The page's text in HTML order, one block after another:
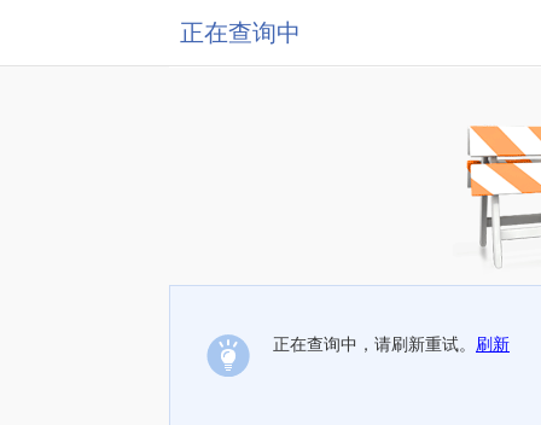
正在查询中
正在查询中，请刷新重试。 刷新